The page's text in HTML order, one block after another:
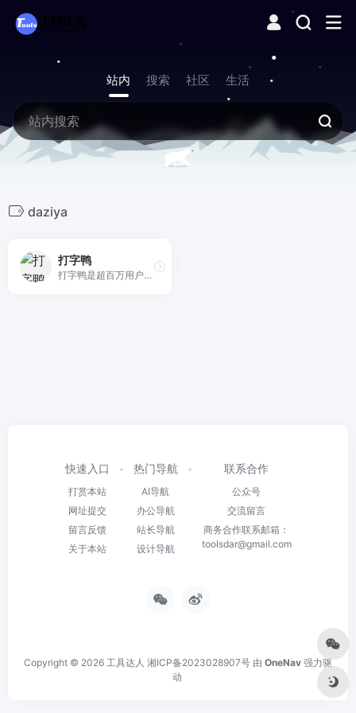
站内 搜索 社区 生活
daziya
打字鸭
打字鸭是超百万用户选择的免费打字练习平台，科学的打字课程设计，拼音输入法、汉语拼音、诗词歌赋、经典名著、背英文单词、知识百科，结合趣味化教学体验，快速掌握打字指法与盲打技巧。
快速入口
打赏本站
网址提交
留言反馈
关于本站
热门导航
AI导航
办公导航
站长导航
设计导航
联系合作
公众号
交流留言
商务合作联系邮箱：
toolsdar@gmail.com
Copyright © 2026 工具达人 湘ICP备2023028907号 由 OneNav 强力驱
动